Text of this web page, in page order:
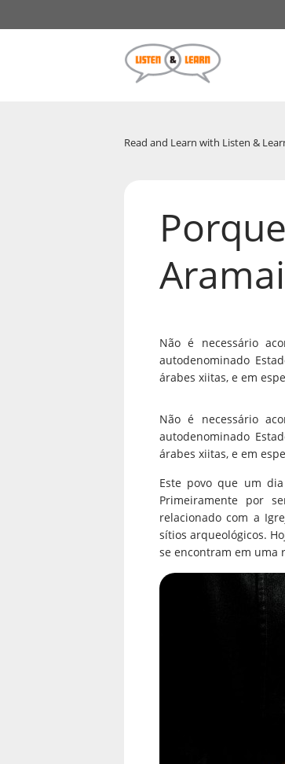
Read and Learn with Listen &
Não é necessário
autodenominado
árabes xiitas, e em
Não é necessário
autodenominado
árabes xiitas, e em
Este povo que um
Primeiramente por
relacionado com a
sítios arqueológicos.
se encontram em uma